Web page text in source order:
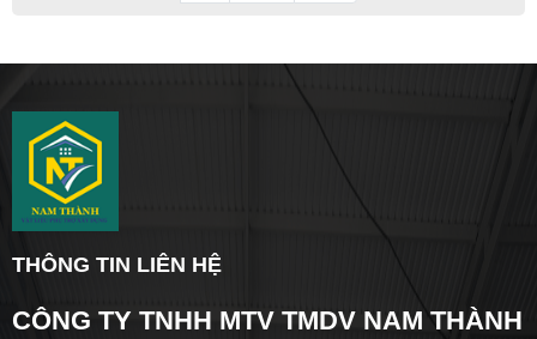
THÔNG TIN LIÊN HỆ
CÔNG TY TNHH MTV TMDV NAM THÀNH